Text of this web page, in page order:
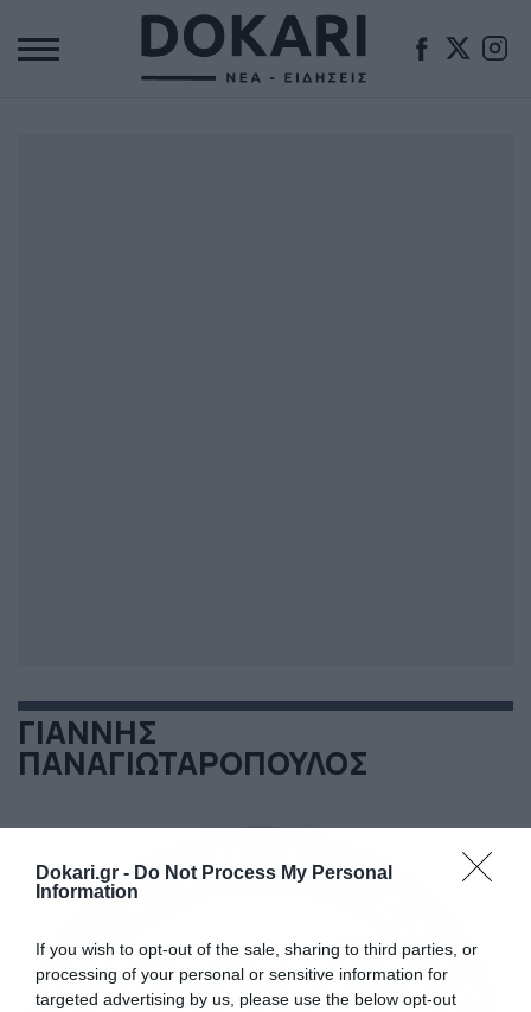
Dokari.gr - Do Not Process My Personal
Information
If you wish to opt-out of the sale, sharing to third parties, or
processing of your personal or sensitive information for
targeted advertising by us, please use the below opt-out
ΓΙΑΝΝΗΣ
ΠΑΝΑΓΙΩΤΑΡΟΠΟΥΛΟΣ